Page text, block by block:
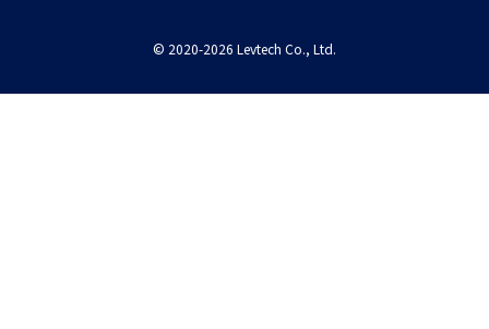
© 2020-2026 Levtech Co., Ltd.